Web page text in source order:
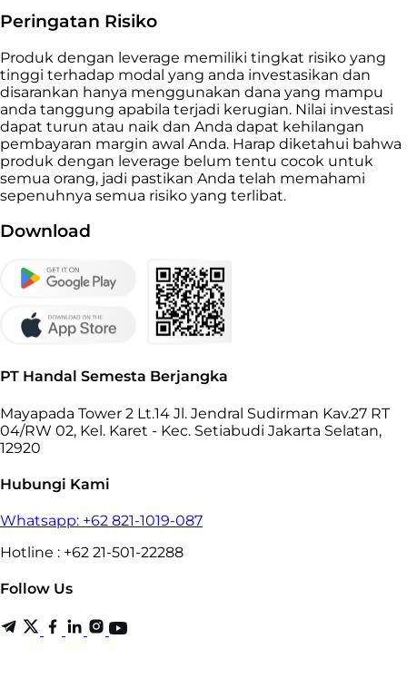
Peringatan Risiko
Produk dengan leverage memiliki tingkat risiko yang
tinggi terhadap modal yang anda investasikan dan
disarankan hanya menggunakan dana yang mampu
anda tanggung apabila terjadi kerugian. Nilai investasi
dapat turun atau naik dan Anda dapat kehilangan
pembayaran margin awal Anda. Harap diketahui bahwa
produk dengan leverage belum tentu cocok untuk
semua orang, jadi pastikan Anda telah memahami
sepenuhnya semua risiko yang terlibat.
Download
PT Handal Semesta Berjangka
Mayapada Tower 2 Lt.14 Jl. Jendral Sudirman Kav.27 RT
04/RW 02, Kel. Karet - Kec. Setiabudi Jakarta Selatan,
12920
Hubungi Kami
Whatsapp: +62 821-1019-087
Hotline : +62 21-501-22288
Follow Us